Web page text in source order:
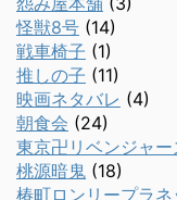
怪獣8号 (14)
戦車椅子 (1)
推しの子 (11)
映画ネタバレ (4)
朝食会 (24)
東京卍リベンジャー
桃源暗鬼 (18)
椿町ロンリープラネ